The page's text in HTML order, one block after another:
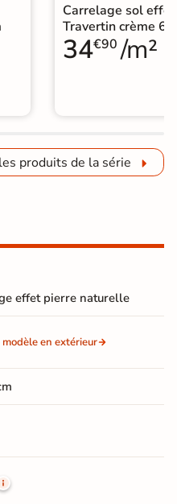
Carrelage sol
Travertin crème
34€90 /m²
produits de la série
effet pierre naturelle
modèle en extérieur